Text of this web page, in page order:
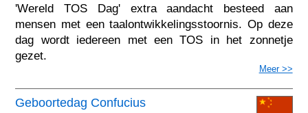
'Wereld TOS Dag' extra aandacht besteed aan
mensen met een taalontwikkelingsstoornis. Op deze
dag wordt iedereen met een TOS in het zonnetje
gezet.
Meer >>
Geboortedag Confucius